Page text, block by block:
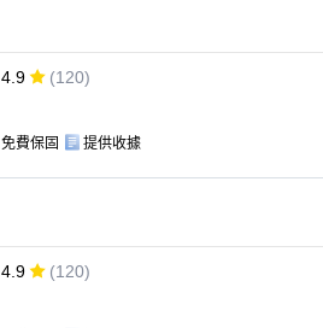
4.9 (120)
免費保固 提供收據
4.9 (120)